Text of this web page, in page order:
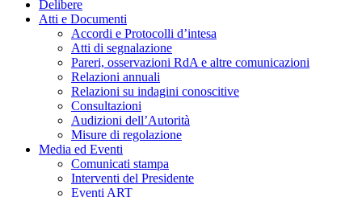
Delibere
Atti e Documenti
Accordi e Protocolli d’intesa
Atti di segnalazione
Pareri, osservazioni RdA e altre comunicazioni
Relazioni annuali
Relazioni su indagini conoscitive
Consultazioni
Audizioni dell’Autorità
Misure di regolazione
Media ed Eventi
Comunicati stampa
Interventi del Presidente
Eventi ART